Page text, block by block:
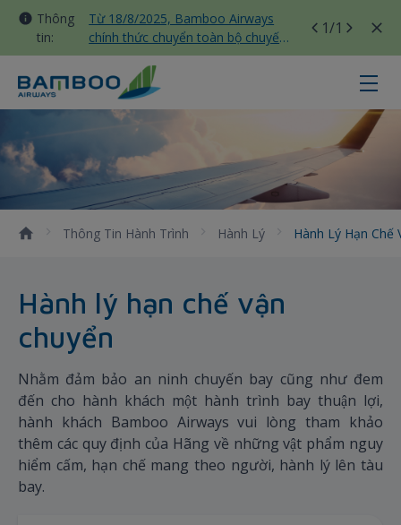
Thông
tin:
Từ 18/8/2025, Bamboo Airways
chính thức chuyển toàn bộ chuyến
bay nội địa sang nhà ga T3 Tân
Sơn Nhất
1/1
Hành lý hạn chế vận chuyển -
Thông Tin Hành Trình Hành Lý Hành Lý Hạn Chế
Hành lý hạn chế vận
chuyển
Nhằm đảm bảo an ninh chuyến bay cũng như đem
đến cho hành khách một hành trình bay thuận lợi,
hành khách Bamboo Airways vui lòng tham khảo
thêm các quy định của Hãng về những vật phẩm nguy
hiểm cấm, hạn chế mang theo người, hành lý lên tàu
bay.